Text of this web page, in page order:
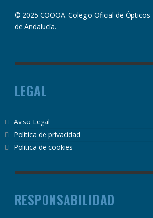
© 2025 COOOA. Colegio Oficial de
de Andalucía.
LEGAL
Aviso Legal
Política de privacidad
Política de cookies
RESPONSABILIDAD